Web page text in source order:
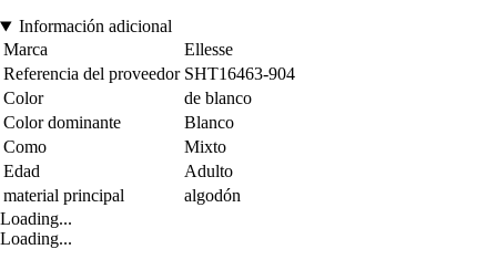
Información adicional
Marca
Ellesse
Referencia del proveedor SHT16463-904
Color
de blanco
Color dominante
Blanco
Como
Mixto
Edad
Adulto
material principal
algodón
Loading...
Loading...